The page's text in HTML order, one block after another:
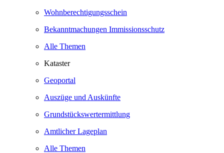
Wohnberechtigungsschein
Bekanntmachungen Immissionsschutz
Alle Themen
Kataster
Geoportal
Auszüge und Auskünfte
Grundstückswertermittlung
Amtlicher Lageplan
Alle Themen